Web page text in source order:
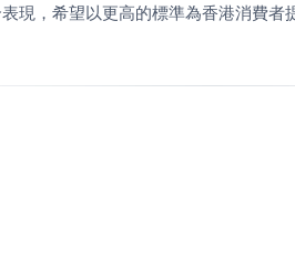
現，希望以更高的標準為香港消費者